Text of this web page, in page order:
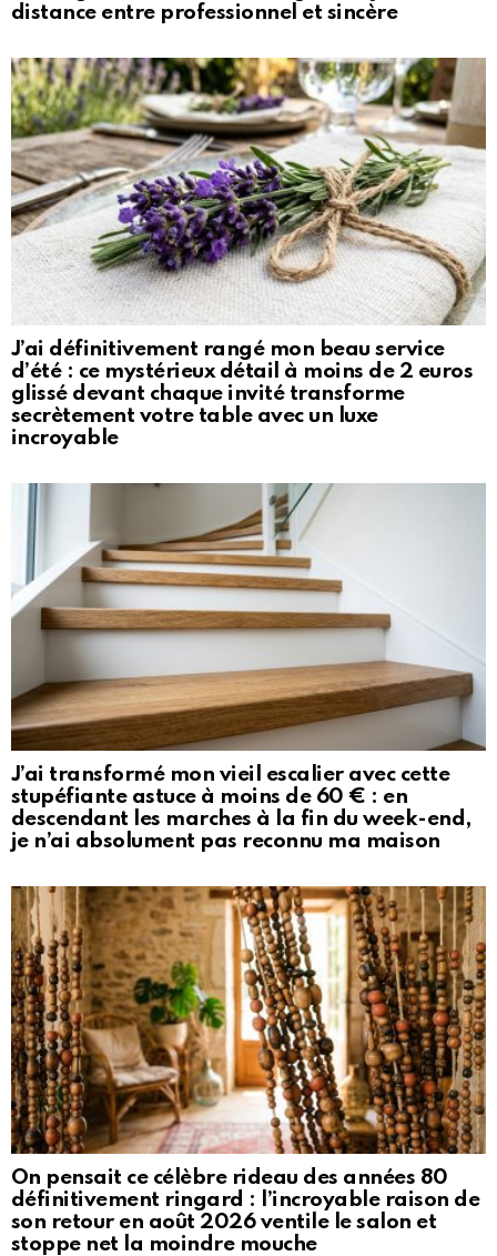
distance entre professionnel et sincère
J’ai définitivement rangé mon beau service
d’été : ce mystérieux détail à moins de 2 euros
glissé devant chaque invité transforme
secrètement votre table avec un luxe
incroyable
J’ai transformé mon vieil escalier avec cette
stupéfiante astuce à moins de 60 € : en
descendant les marches à la fin du week-end,
je n’ai absolument pas reconnu ma maison
On pensait ce célèbre rideau des années 80
définitivement ringard : l’incroyable raison de
son retour en août 2026 ventile le salon et
stoppe net la moindre mouche